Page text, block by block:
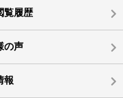
覧履歴
の声
報